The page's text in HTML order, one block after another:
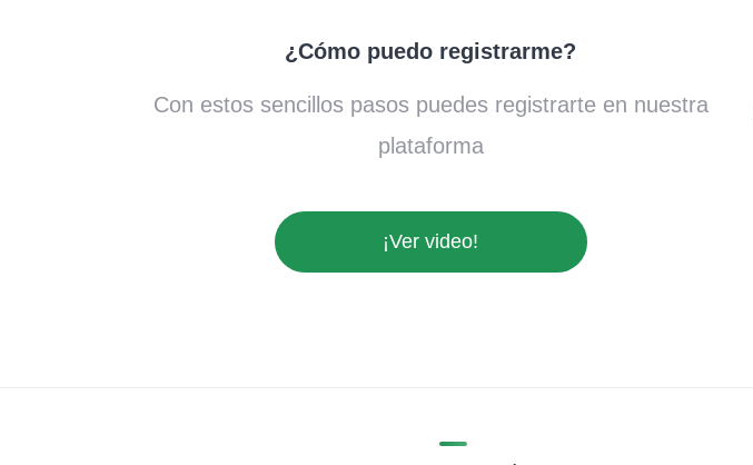
¿Cómo puedo registrarme?
Con estos sencillos pasos puedes registrarte en nuestra
plataforma
¡Ver video!